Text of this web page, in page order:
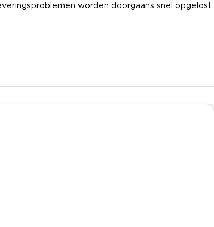
worden doorgaans snel opgelost.